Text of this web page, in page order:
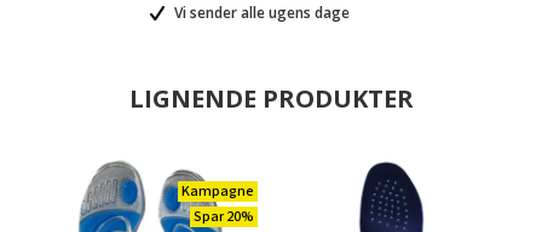
Vi sender alle ugens dage
LIGNENDE PRODUKTER
Kampagne
Spar 20%